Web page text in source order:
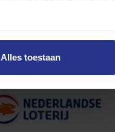
Alles toestaan